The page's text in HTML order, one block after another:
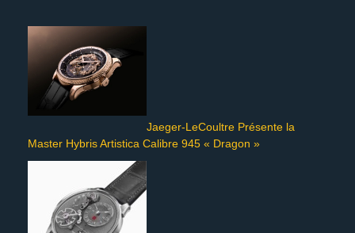
Jaeger-LeCoultre Présente la
Master Hybris Artistica Calibre 945 « Dragon »